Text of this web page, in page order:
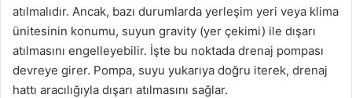
atılmalıdır. Ancak, bazı durumlarda yerleşim yeri veya klima
ünitesinin konumu, suyun gravity (yer çekimi) ile dışarı
atılmasını engelleyebilir. İşte bu noktada drenaj pompası
devreye girer. Pompa, suyu yukarıya doğru iterek, drenaj
hattı aracılığıyla dışarı atılmasını sağlar.